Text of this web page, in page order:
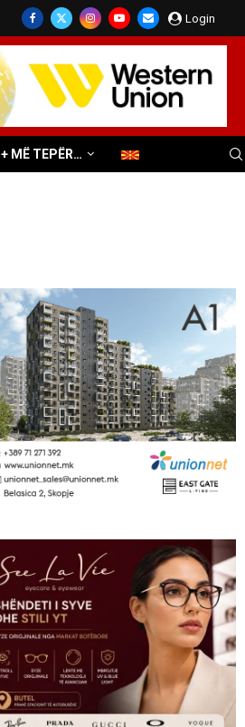
Login
+ MË TEPËR…